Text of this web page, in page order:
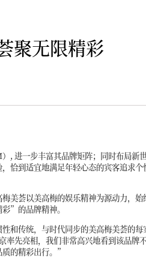
聚无限精彩
进一步丰富其品牌矩阵；同时布局
恰到适宜地满足年轻心态的宾客追
美荟以美高梅的娱乐精神为源动力，
”的品牌精神。
传统，与时代同步的美高梅美荟的
先亮相，我们非常高兴地看到该品
的精彩出行。”